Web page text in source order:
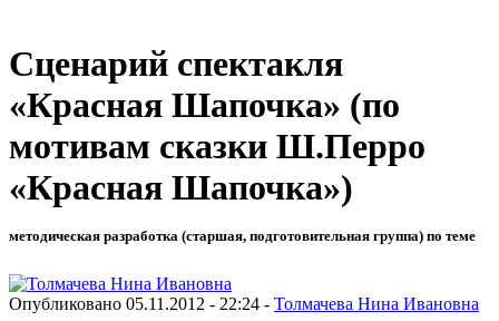
Сценарий спектакля
«Красная Шапочка» (по
мотивам сказки Ш.Перро
«Красная Шапочка»)
методическая разработка (старшая, подготовительная группа) по теме
Опубликовано 05.11.2012 - 22:24 - Толмачева Нина Ивановна